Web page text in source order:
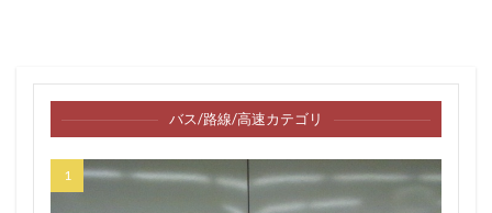
バス/路線/高速カテゴリ